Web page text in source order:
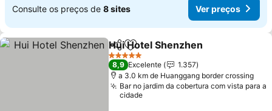
Consulte os preços de 8 sites Ver preços
PartilharAdicionar aos favoritos
Hui Hotel Shenzhen
5 Estrelas
8,9 Excelente
1.357
a 3.0 km de Huanggang border crossing
Bar no jardim da cobertura com vista para a
cidade